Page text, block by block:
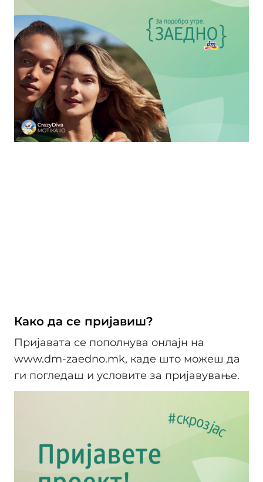
Како да се пријавиш?
Пријавата се пополнува онлајн на
www.dm-zaedno.mk, каде што можеш да
ги погледаш и условите за пријавување.